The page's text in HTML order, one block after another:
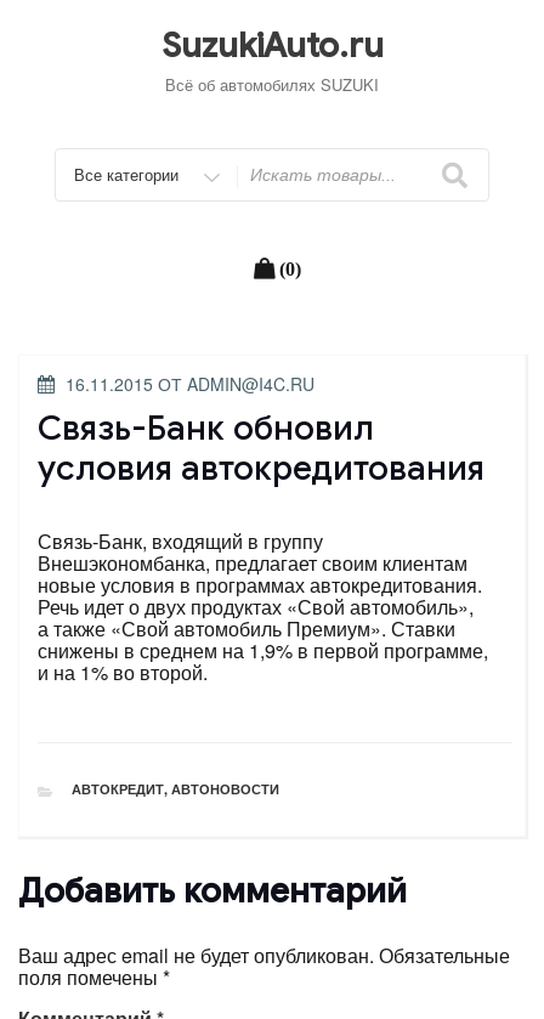
SuzukiAuto.ru
Всё об автомобилях SUZUKI
Искать
(0)
ОПУБЛИКОВАНО
16.11.2015 ОТ ADMIN@I4C.RU
Связь-Банк обновил
условия автокредитования
Связь-Банк, входящий в группу
Внешэкономбанка, предлагает своим клиентам
новые условия в программах автокредитования.
Речь идет о двух продуктах «Свой автомобиль»,
а также «Свой автомобиль Премиум». Ставки
снижены в среднем на 1,9% в первой программе,
и на 1% во второй.
РУБРИКИ
АВТОКРЕДИТ, АВТОНОВОСТИ
Добавить комментарий
Ваш адрес email не будет опубликован. Обязательные
поля помечены *